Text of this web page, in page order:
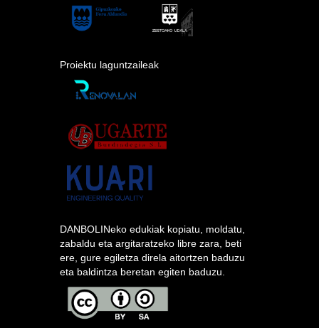
Proiektu laguntzaileak
DANBOLINeko edukiak kopiatu, moldatu,
zabaldu eta argitaratzeko libre zara, beti
ere, gure egiletza direla aitortzen baduzu
eta baldintza beretan egiten baduzu.